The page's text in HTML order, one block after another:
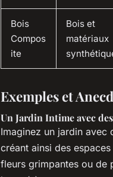
Bois
Compos
ite
Bois et
matériaux
Exemples et
Un Jardin Intime avec
Imaginez un jardin avec
créant ainsi des
fleurs grimpantes ou de